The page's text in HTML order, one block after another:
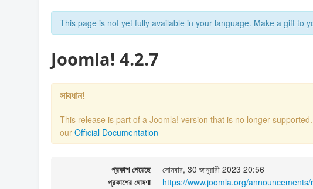
This page is not yet fully available in your language. Make a gift to
Joomla! 4.2.7
সাবধান!
This release is part of a Joomla! version that is no longer
our Official Documentation
প্রকাশ পেয়েছে
সোমবার, 30 জানুয়ারী 2023 20:56
প্রকাশের ঘোষণা
https://www.joomla.org/